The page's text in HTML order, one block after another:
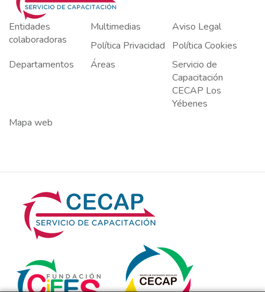
Entidades
colaboradoras
Multimedias
Aviso Legal
Política Privacidad
Política Cookies
Departamentos
Áreas
Servicio de
Capacitación
CECAP Los
Yébenes
Mapa web